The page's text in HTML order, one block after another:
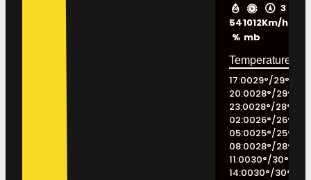
54
%
1012
mb
3
Km/h
17:0029°/29°
20:0028°/29°
23:0028°/28°
02:0026°/26°
05:0025°/25°
08:0028°/28°
11:0030°/30°
14:0030°/30°